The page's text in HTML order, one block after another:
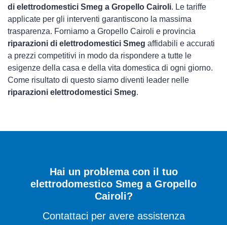
di elettrodomestici Smeg a Gropello Cairoli. Le tariffe
applicate per gli interventi garantiscono la massima
trasparenza. Forniamo a Gropello Cairoli e provincia
riparazioni di elettrodomestici Smeg affidabili e accurati
a prezzi competitivi in modo da rispondere a tutte le
esigenze della casa e della vita domestica di ogni giorno.
Come risultato di questo siamo diventi leader nelle
riparazioni elettrodomestici Smeg.
Hai un problema con il tuo
elettrodomestico Smeg a Gropello
Cairoli?
Contattaci per avere assistenza